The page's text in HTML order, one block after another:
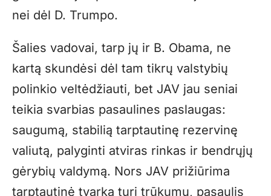
nei dėl D. Trumpo.
Šalies vadovai, tarp jų ir B. Obama, ne
kartą skundėsi dėl tam tikrų valstybių
polinkio veltėdžiauti, bet JAV jau seniai
teikia svarbias pasaulines paslaugas:
saugumą, stabilią tarptautinę rezervinę
valiutą, palyginti atviras rinkas ir bendrųjų
gėrybių valdymą. Nors JAV prižiūrima
tarptautinė tvarka turi trūkumų, pasaulis